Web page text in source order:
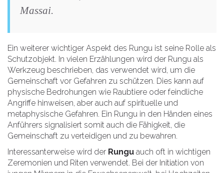
Massai.
Ein weiterer wichtiger Aspekt des Rungu ist seine Rolle als
Schutzobjekt. In vielen Erzählungen wird der Rungu als
Werkzeug beschrieben, das verwendet wird, um die
Gemeinschaft vor Gefahren zu schützen. Dies kann auf
physische Bedrohungen wie Raubtiere oder feindliche
Angriffe hinweisen, aber auch auf spirituelle und
metaphysische Gefahren. Ein Rungu in den Händen eines
Anführers signalisiert somit auch die Fähigkeit, die
Gemeinschaft zu verteidigen und zu bewahren.
Interessanterweise wird der Rungu auch oft in wichtigen
Zeremonien und Riten verwendet. Bei der Initiation von